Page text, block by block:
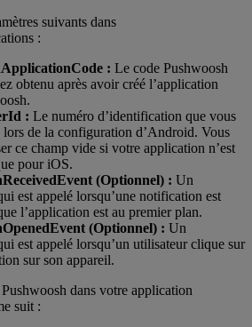
suivants dans
:
: Le code Pushwoosh
obtenu après avoir créé l’application
: Le numéro d’identification que vous
lors de la configuration d’Android. Vous
ce champ vide si votre application n’est
pour iOS.
(Optionnel) : Un
est appelé lorsqu’une notification est
l’application est au premier plan.
(Optionnel) : Un
est appelé lorsqu’un utilisateur clique sur
sur son appareil.
dans votre application
suit :